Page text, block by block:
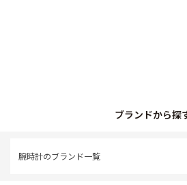
ブランドから探
腕時計のブランド一覧